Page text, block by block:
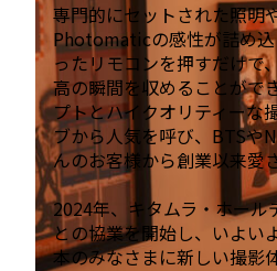
専門的にセットされた照明
Photomaticの感性が詰め
ったリモコンを押すだけで
高の瞬間を収めることがで
プトとハイクオリティーな
ブから人気を呼び、BTSや
んのお客様から創業以来愛
2024年、キタムラ・ホール
との協業を開始し、いよい
本のみなさまに新しい撮影